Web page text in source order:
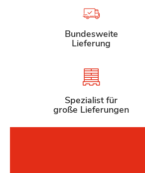
Bundesweite
Lieferung
Spezialist für
große Lieferungen